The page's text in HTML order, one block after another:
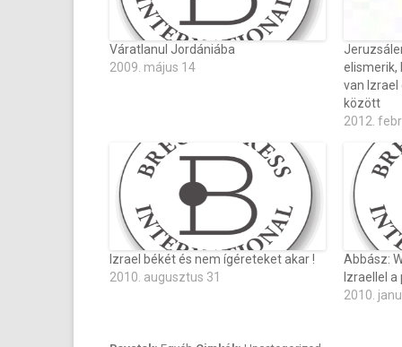
Váratlanul Jordániába
2009. május 14
elismerik,
van Izrael
között
2012.
Izrael békét és nem ígéreteket akar !
2010. augusztus 31
Abbász:
Izraellel
2010.